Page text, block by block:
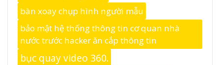
bàn xoay chụp hình người mẫu
bảo mật hệ thống thông tin cơ quan nhà
nước trước hacker ăn cắp thông tin
bục quay video 360.